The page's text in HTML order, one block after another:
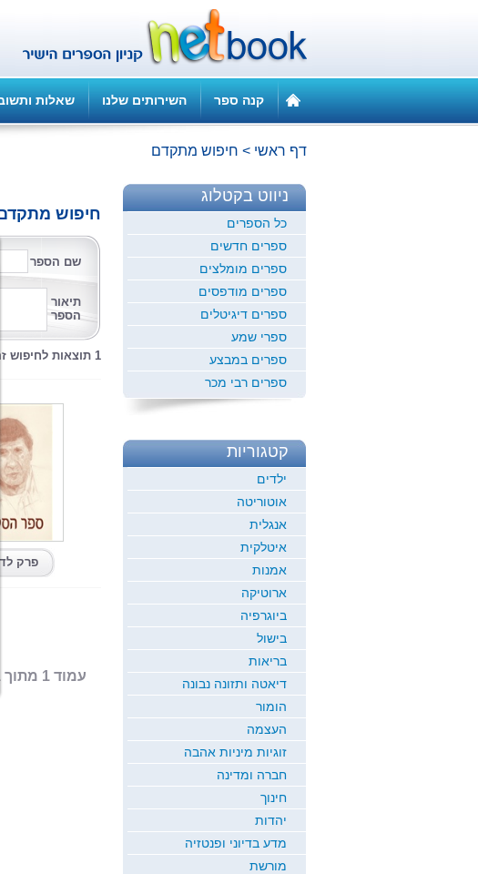
קנה ספר השירותים שלנו שאלות
דף ראשי > חיפוש מתקדם
חיפוש
שם הספר
תיאור
הספר
1 תוצאות לחיפוש זה
פרק
עמוד 1 מתוך 1
ניווט בקטלוג
כל הספרים
ספרים חדשים
ספרים מומלצים
ספרים מודפסים
ספרים דיגיטלים
ספרי שמע
ספרים במבצע
ספרים רבי מכר
קטגוריות
ילדים
אוטוריטה
אנגלית
איטלקית
אמנות
ארוטיקה
ביוגרפיה
בישול
בריאות
דיאטה ותזונה נבונה
הומור
העצמה
זוגיות מיניות אהבה
חברה ומדינה
חינוך
יהדות
מדע בדיוני ופנטזיה
מורשת